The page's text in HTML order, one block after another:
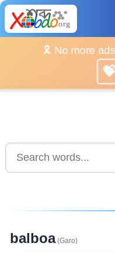
🎗️ No more
balboa(Garo)